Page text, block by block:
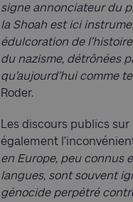
signe annonciateur du
la Shoah est ici
édulcoration de
du nazisme, détrônées
qu’aujourd’hui comme
Roder.
Les discours publics
également
en Europe, peu connus
langues, sont souvent
génocide perpétré